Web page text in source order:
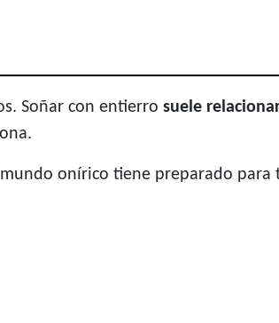
Soñar con entierro suele
onírico tiene preparado